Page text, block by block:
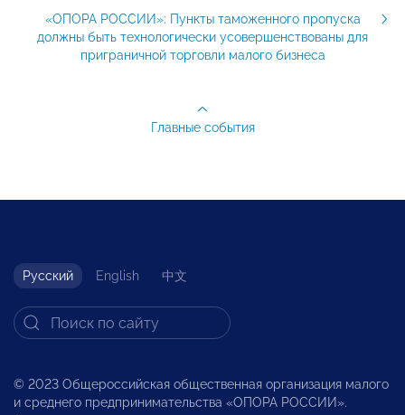
«ОПОРА РОССИИ»: Пункты таможенного пропуска
должны быть технологически усовершенствованы для
приграничной торговли малого бизнеса
Главные события
Русский English 中文
© 2023 Общероссийская общественная организация малого
и среднего предпринимательства «ОПОРА РОССИИ».